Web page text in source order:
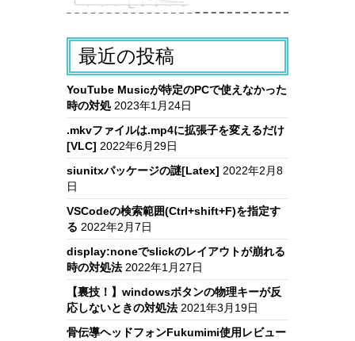
最近の投稿
YouTube Musicが特定のPCで使えなかった
時の対処 2023年1月24日
.mkvファイルは.mp4に拡張子を変えるだけ
[VLC] 2022年6月29日
siunitxパッケージの謎[Latex] 2022年2月8
日
VSCodeの検索範囲(Ctrl+shift+F)を指定す
る 2022年2月7日
display:noneでslickのレイアウトが崩れる
時の対処法 2022年1月27日
【裏技！】windowsボタンの物理キーが反
応しないときの対処法 2021年3月19日
骨伝導ヘッドフォンFukumimi使用レビュー